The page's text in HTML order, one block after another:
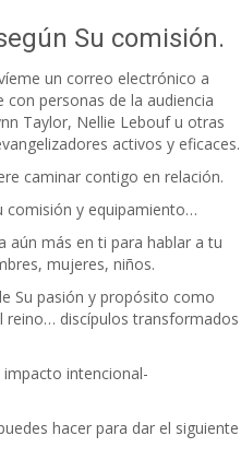
Su comisión.
un correo electrónico a
con personas de la audiencia
Taylor, Nellie Lebouf u otras
activos y eficaces.
caminar contigo en relación.
comisión y equipamiento…
aún más en ti para hablar a tu
mujeres, niños.
Su pasión y propósito como
reino… discípulos transformados
impacto intencional-
hacer para dar el siguiente